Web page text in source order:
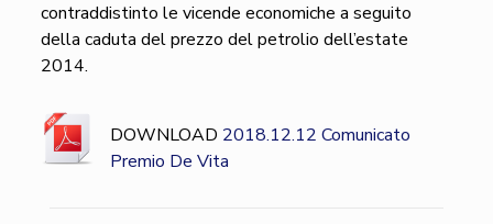
contraddistinto le vicende economiche a seguito
della caduta del prezzo del petrolio dell’estate
2014.
DOWNLOAD 2018.12.12 Comunicato
Premio De Vita